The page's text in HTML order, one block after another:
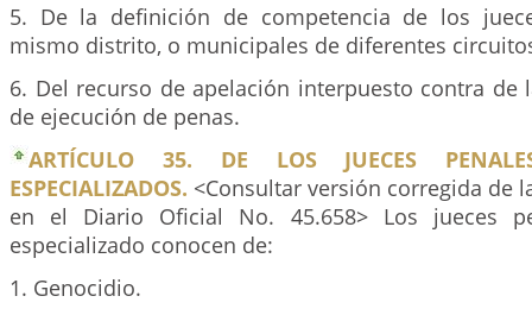
5. De la definición de competencia de los
mismo distrito, o municipales de diferentes
6. Del recurso de apelación interpuesto contra de
de ejecución de penas.
ARTÍCULO 35. DE LOS JUECES
ESPECIALIZADOS. <Consultar versión corregida de
en el Diario Oficial No. 45.658> Los jueces
especializado conocen de:
1. Genocidio.